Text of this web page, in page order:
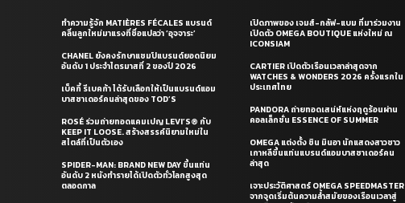
ทำความรู้จัก MATIÈRES FÉCALES แบรนด์
คลื่นลูกใหม่มาแรงที่ชื่อแปลว่า ‘อุจจาระ’
CHANEL ยังคงรักษาแชมป์แบรนด์ยอดนิยม
อันดับ 1 ประจำไตรมาสที่ 2 ของปี 2026
เบ็คกี้ รีเบคก้า ได้รับเลือกให้เป็นแบรนด์แอม
บาสซาเดอร์คนล่าสุดของ TOD’S
ROSÉ ร่วมถ่ายทอดแคมเปญ LEVI’S® กับ
KEEP IT LOOSE. สร้างสรรค์นิยามใหม่ใน
สไตล์ที่เป็นตัวเอง
SPIDER-MAN: BRAND NEW DAY ขึ้นแท่น
อันดับ 2 หนังทำรายได้เปิดตัวทั่วโลกสูงสุด
ตลอดกาล
เปิดภาพของ เจมส์-กลัฟ-แบม ที่มาร่วมงาน
เปิดตัว OMEGA BOUTIQUE แห่งใหม่ ณ
ICONSIAM
CARTIER เปิดตัวเรือนเวลาล่าสุดจาก
WATCHES & WONDERS 2026 ครั้งแรกใน
ประเทศไทย
PANDORA ถ่ายทอดเสน่ห์แห่งฤดูร้อนผ่าน
คอลเล็กชั่น ESSENCE OF SUMMER
OMEGA แต่งตั้ง ชิน มินอา นักแสดงสาวชาว
เกาหลีขึ้นแท่นแบรนด์แอมบาสซาเดอร์คน
ล่าสุด
เจาะประวัติศาสตร์ OMEGA SPEEDMASTER
จากจุดเริ่มต้นความล้ำสมัยของเรือนเวลาสู่